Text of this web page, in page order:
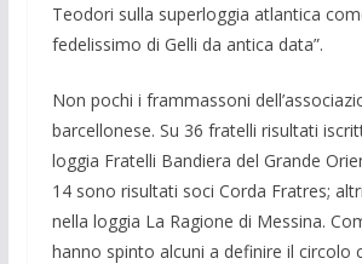
Teodori sulla superloggia atlantica
fedelissimo di Gelli da antica data”.
Non pochi i frammassoni
barcellonese. Su 36 fratelli risultati
loggia Fratelli Bandiera del Grande
14 sono risultati soci Corda Fratres;
nella loggia La Ragione di Messina.
hanno spinto alcuni a definire il circolo